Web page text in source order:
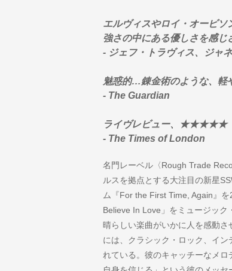
エルヴィスやロイ・オービ
強さの中にある優しさを感じ
- ジェフ・トラヴィス、ジャ
魅惑的…錬金術のような、軽
- The Guardian
ライヴレビュー、★★★★★
- The Times of London
名門レーベル〈Rough Trade
ルスを拠点とする大注目の新星
ム『For the First Time, Again』
Believe In Love」をミュージッ
晴らしい楽曲がいかに人を感動
には、クラシック・ロック、イ
れている。彼のキャッチーなメ